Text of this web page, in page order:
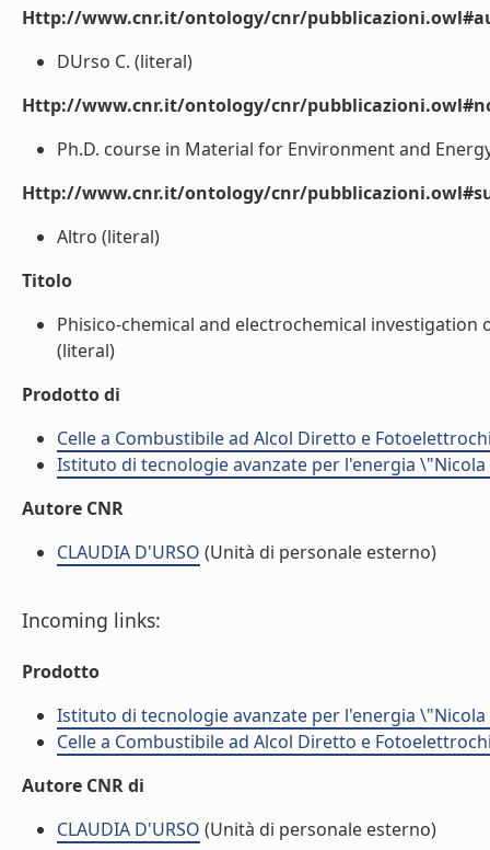
Http://www.cnr.it/ontology/cnr/
DUrso C. (literal)
Http://www.cnr.it/ontology/cnr/
Ph.D. course in Material for Environment and
Http://www.cnr.it/ontology/cnr/
Altro (literal)
Titolo
Phisico-chemical and electrochemical
(literal)
Prodotto di
Celle a Combustibile ad Alcol Diretto e
Istituto di tecnologie avanzate per l'energia \"Nicola
Autore CNR
CLAUDIA D'URSO (Unità di personale esterno)
Incoming links:
Prodotto
Istituto di tecnologie avanzate per l'energia \"Nicola
Celle a Combustibile ad Alcol Diretto e
Autore CNR di
CLAUDIA D'URSO (Unità di personale esterno)